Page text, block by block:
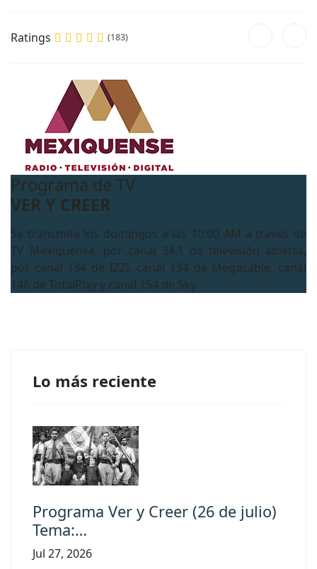
Ratings (183)
Programa de TV
VER Y CREER
Se transmite los domingos a las 10:00 AM a través de
TV Mexiquense, por canal 34.1 de televisión abierta,
por canal 134 de IZZI, canal 134 de Megacable, canal
146 de TotalPlay y canal 154 de Sky.
Lo más reciente
Programa Ver y Creer (26 de julio)
Tema:…
Jul 27, 2026